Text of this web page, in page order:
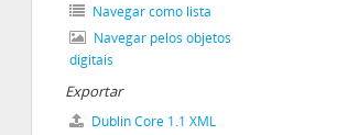
Navegar como lista
Navegar pelos objetos
digitais
Exportar
Dublin Core 1.1 XML